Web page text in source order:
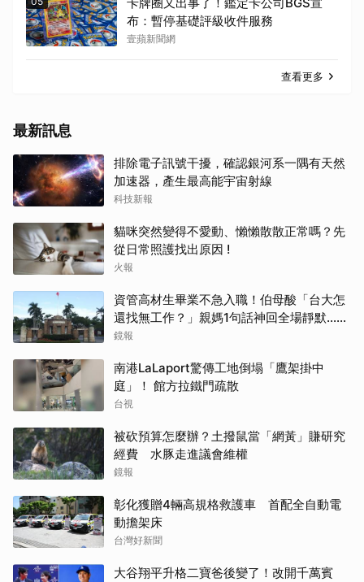
布：暫停基礎評級收件服務
壹蘋新聞網
查看更多
最新訊息
排除電子訊號干擾，確認銀河系一隅有天然
加速器，產生最高能宇宙射線
科技新報
貓咪突然變得不愛動、懶懶散散正常嗎？先
從日常照護找出原因 !
火報
資管高材生畢業不急入職！伯母酸「台大怎
還找無工作？」親媽1句話神回全場靜默...網
狂讚療癒
鏡報
南港LaLaport驚傳工地倒塌「鷹架掛中
庭」！ 館方拉鐵門疏散
台視
被砍預算怎麼辦？土撥鼠當「網黃」賺研究
經費 水豚走進議會維權
鏡報
彰化獲贈4輛高規格救護車 首配全自動電
動擔架床
台灣好新聞
大谷翔平升格二寶爸後變了！改開千萬賓